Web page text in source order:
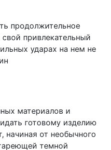
продолжительное
привлекательный
ударах на нем не
материалов и
готовому изделию
от необычного
темной